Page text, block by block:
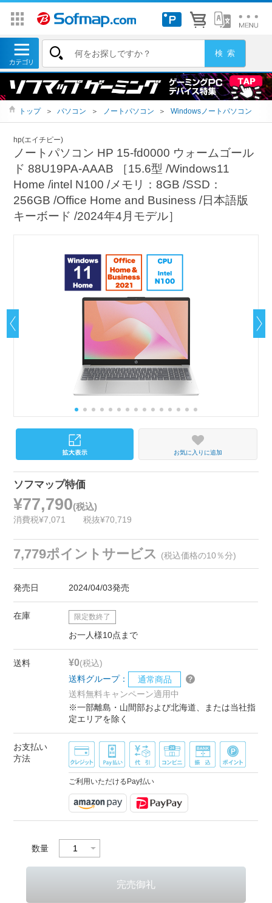
トップ ＞ パソコン ＞ ノートパソコン ＞ Windowsノートパソコン
hp(エイチピー)
ノートパソコン HP 15-fd0000 ウォームゴール
ド 88U19PA-AAAB ［15.6型 /Windows11
Home /intel N100 /メモリ：8GB /SSD：
256GB /Office Home and Business /日本語版
キーボード /2024年4月モデル］
お気に入りに追加
ソフマップ特価
¥77,790(税込)
消費税¥7,071 税抜¥70,719
7,779ポイントサービス (税込価格の10％分)
発売日 2024/04/03発売
在庫 限定数終了
お一人様10点まで
送料 ¥0(税込)
送料グループ：
通常商品
送料無料キャンペーン適用中
※一部離島・山間部および北海道、または当社指
定エリアを除く
お支払い
方法
ご利用いただけるPay払い
数量